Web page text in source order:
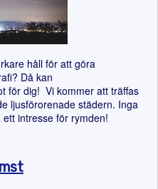
håll för att göra
Då kan
för dig! Vi kommer att träffas
ljusförorenade städern. Inga
intresse för rymden!